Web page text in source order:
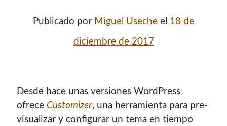
Publicado por Miguel Useche el 18 de
diciembre de 2017
Desde hace unas versiones WordPress
ofrece Customizer, una herramienta para pre-
visualizar y configurar un tema en tiempo